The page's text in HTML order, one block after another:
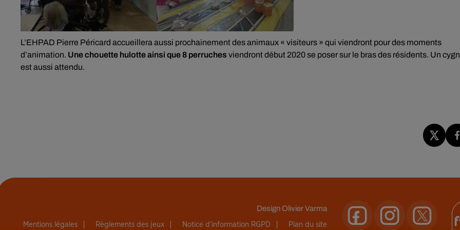
L’EHPAD Pierre Péricard accueillera aussi prochainement des animaux « visiteurs » qui viendront pour des moments
d’animation. Une chouette hulotte ainsi que 8 perruches viendront début 2020 se poser sur le bras des résidents. Un
est aussi attendu.
DesignOlivier Varma
Mentions légales Règlements des jeux Notice d’information RGPD Plan du site